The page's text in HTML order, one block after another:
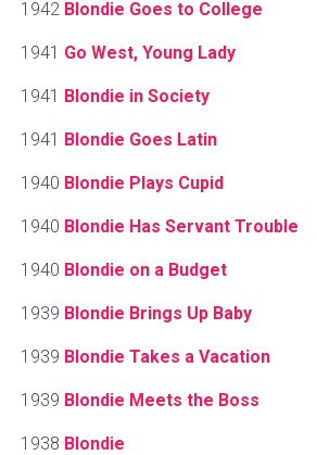
1942 Blondie Goes to College
1941 Go West, Young Lady
1941 Blondie in Society
1941 Blondie Goes Latin
1940 Blondie Plays Cupid
1940 Blondie Has Servant Trouble
1940 Blondie on a Budget
1939 Blondie Brings Up Baby
1939 Blondie Takes a Vacation
1939 Blondie Meets the Boss
1938 Blondie